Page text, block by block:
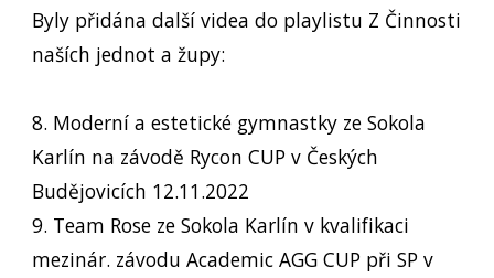
Byly přidána další videa do playlistu Z Činnosti
naších jednot a župy:
8. Moderní a estetické gymnastky ze Sokola
Karlín na závodě Rycon CUP v Českých
Budějovicích 12.11.2022
9. Team Rose ze Sokola Karlín v kvalifikaci
mezinár. závodu Academic AGG CUP při SP v